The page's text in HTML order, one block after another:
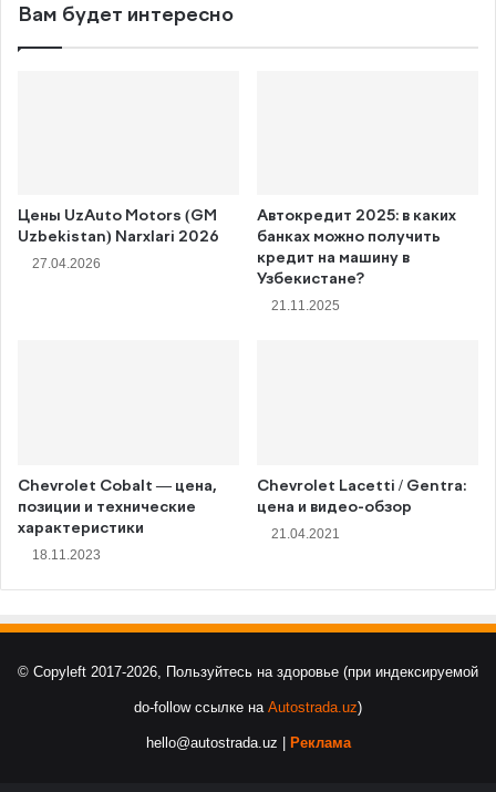
Вам будет интересно
Цены UzAuto Motors (GM
Uzbekistan) Narxlari 2026
27.04.2026
Автокредит 2025: в каких
банках можно получить
кредит на машину в
Узбекистане?
21.11.2025
Chevrolet Cobalt — цена,
позиции и технические
характеристики
18.11.2023
Chevrolet Lacetti / Gentra:
цена и видео-обзор
21.04.2021
© Copyleft 2017-2026, Пользуйтесь на здоровье (при индексируемой
do-follow ссылке на Autostrada.uz)
hello@autostrada.uz | Реклама